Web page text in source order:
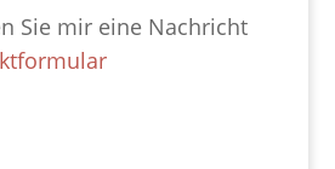
Sie mir eine Nachricht